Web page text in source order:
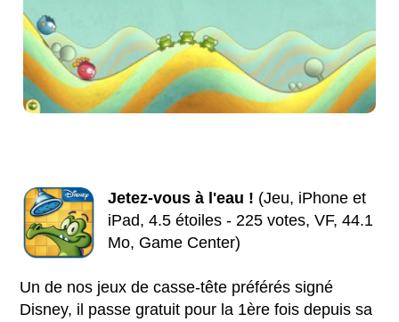
Jetez-vous à l'eau ! (Jeu, iPhone et
iPad, 4.5 étoiles - 225 votes, VF, 44.1
Mo, Game Center)
Un de nos jeux de casse-tête préférés signé
Disney, il passe gratuit pour la 1ère fois depuis sa